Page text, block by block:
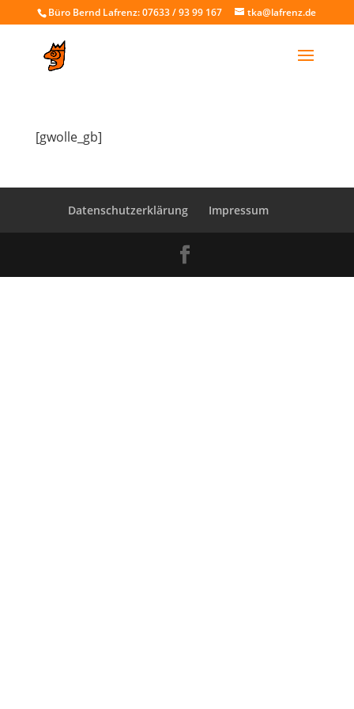
Büro Bernd Lafrenz: 07633 / 93 99 167 tka@lafrenz.de
[gwolle_gb]
Datenschutzerklärung Impressum